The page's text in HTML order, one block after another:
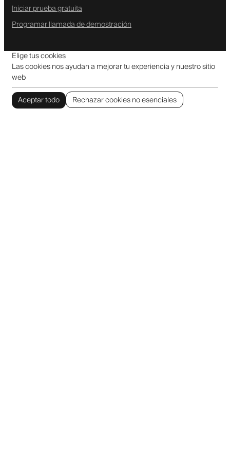
Iniciar prueba gratuita
Programar llamada de demostración
Elige tus cookies
Las cookies nos ayudan a mejorar tu experiencia y nuestro sitio
web
Aceptar todo
Rechazar cookies no esenciales